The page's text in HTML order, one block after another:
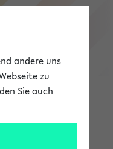
andere uns
zu
Sie auch